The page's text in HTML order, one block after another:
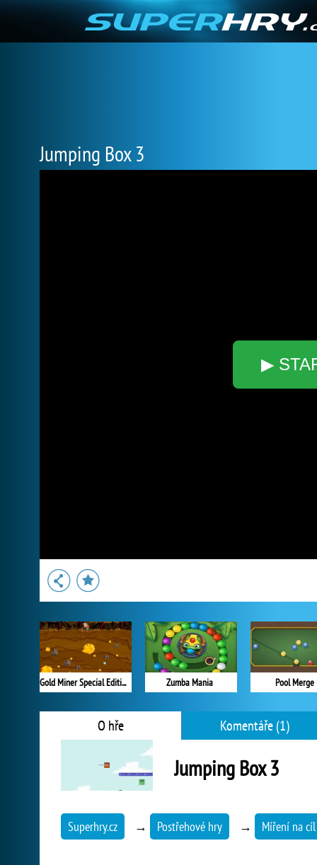
Jumping Box 3
▶
Gold Miner Special Edition Zumba Mania Pool Merge
O hře Komentáře (1)
Jumping Box 3
Superhry.cz → Postřehové hry → Míření na cíl